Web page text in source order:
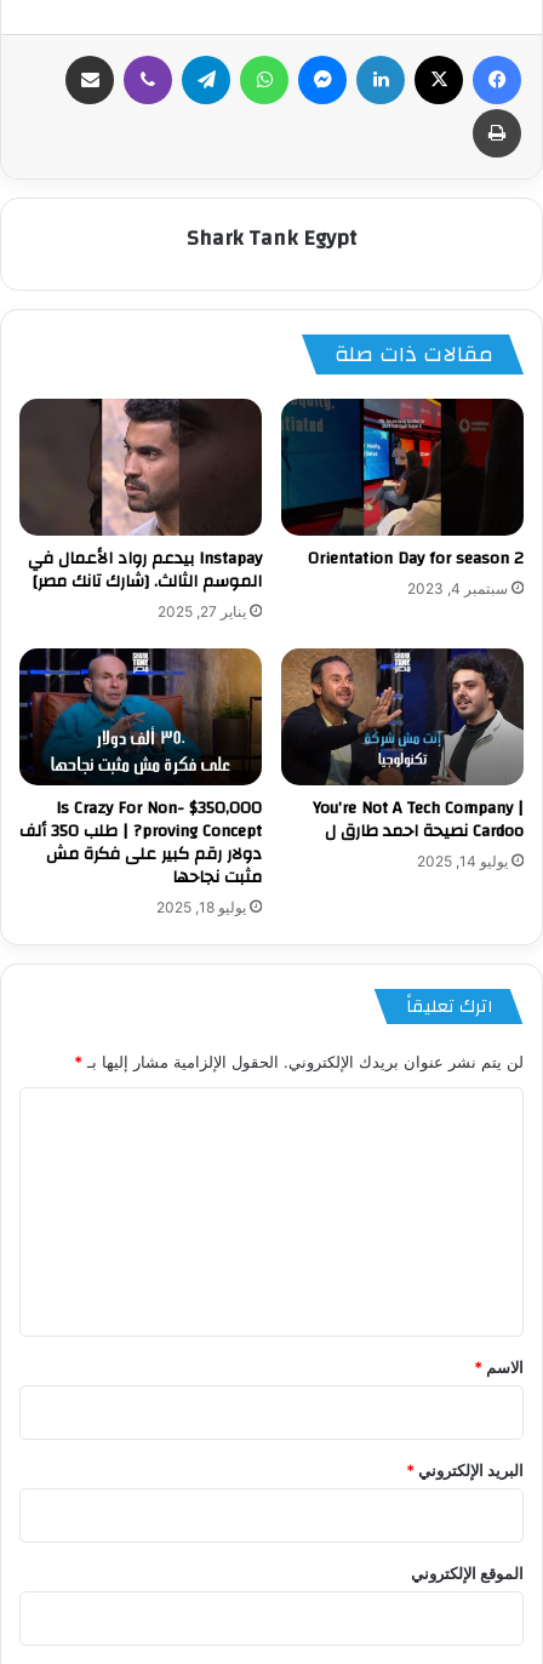
فيسبوك لينكدإن ماسنجر واتساب تيلقرام ڤايبر
طباعة
Shark Tank Egypt
مقالات ذات صلة
Orientation Day for season 2
سبتمبر 4, 2023
Instapay بيدعم رواد الأعمال في
الموسم الثالث. [شارك تانك مصر]
يناير 27, 2025
You’re Not A Tech Company |
Cardoo نصيحة احمد طارق ل
يوليو 14, 2025
$350,000 Is Crazy For Non-
proving Concept? | طلب 350 ألف
دولار رقم كبير على فكرة مش
مثبت نجاحها
يوليو 18, 2025
اترك تعليقاً
لن يتم نشر عنوان بريدك الإلكتروني. الحقول الإلزامية مشار إليها بـ *
*
الاسم *
البريد الإلكتروني*
الموقع الإلكتروني